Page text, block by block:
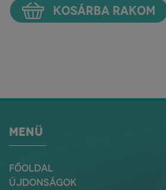
KOSÁRBA RAKOM
MENÜ
FŐOLDAL
ÚJDONSÁGOK